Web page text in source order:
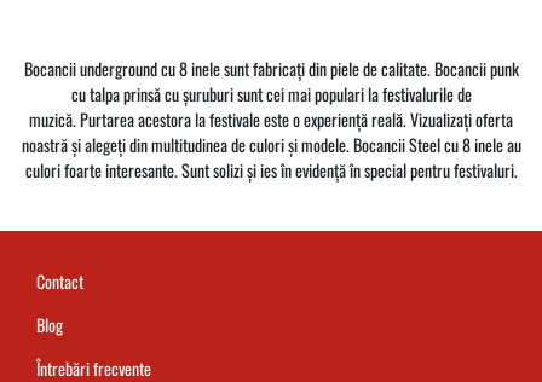
Bocancii underground cu 8 inele sunt fabricați din piele de calitate. Bocancii punk
cu talpa prinsă cu șuruburi sunt cei mai populari la festivalurile de
muzică. Purtarea acestora la festivale este o experiență reală. Vizualizați oferta
noastră și alegeți din multitudinea de culori și modele. Bocancii Steel cu 8 inele au
culori foarte interesante. Sunt solizi și ies în evidență în special pentru festivaluri.
Contact
Blog
Întrebări frecvente